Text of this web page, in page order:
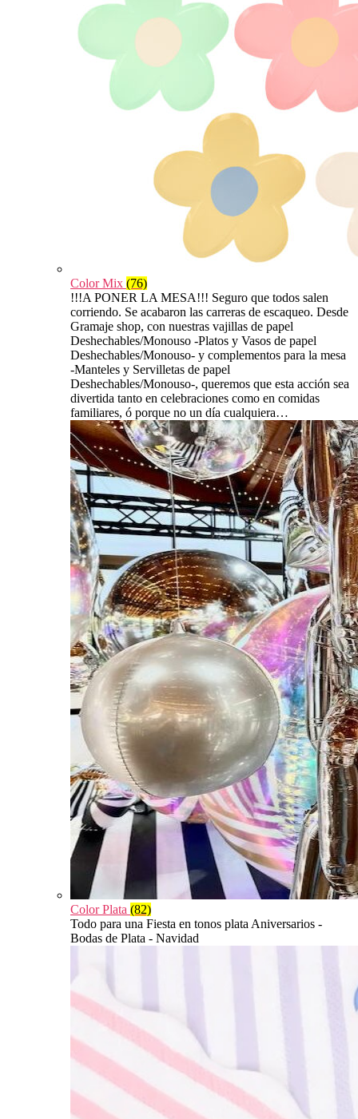
Color Mix (76)
!!!A PONER LA MESA!!! Seguro que todos salen
corriendo. Se acabaron las carreras de escaqueo. Desde
Gramaje shop, con nuestras vajillas de papel
Deshechables/Monouso -Platos y Vasos de papel
Deshechables/Monouso- y complementos para la mesa
-Manteles y Servilletas de papel
Deshechables/Monouso-, queremos que esta acción sea
divertida tanto en celebraciones como en comidas
familiares, ó porque no un día cualquiera…
Color Plata (82)
Todo para una Fiesta en tonos plata Aniversarios -
Bodas de Plata - Navidad